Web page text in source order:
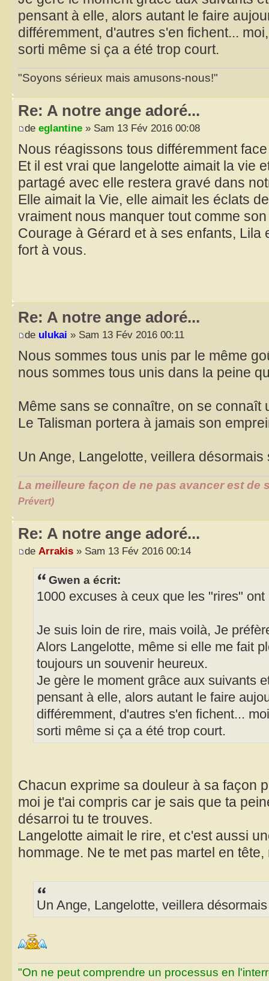
pensant à elle, alors autant le faire
différemment, d'autres s'en fichent...
sorti même si ça a été trop court.
"Soyons sérieux mais amusons-nous!"
Re: A notre ange adoré...
de eglantine » Sam 13 Fév 2016 00:08
Nous réagissons tous différemment
Et il est vrai que langelotte aimait la vie
partagé avec elle restera gravé dans
Elle aimait la Vie, elle aimait les éclats
vraiment nous manquer tout comme
Courage à Gérard et à ses enfants, Lila
fort à vous.
Re: A notre ange adoré...
de ulukai » Sam 13 Fév 2016 00:11
Nous sommes tous unis par le même
nous sommes tous unis dans la peine
Même sans se connaître, on se connaît
Le Talisman portera à jamais son
Un Ange, Langelotte, veillera désormais
La meilleure façon de ne pas avancer est de
Prévert)
Re: A notre ange adoré...
de Arrakis » Sam 13 Fév 2016 00:14
Gwen a écrit:
1000 excuses à ceux que les "rires" ont
Je suis loin de rire, mais voilà, Je
Alors Langelotte, même si elle me fait
toujours un souvenir heureux.
Je gère le moment grâce aux suivants
pensant à elle, alors autant le faire
différemment, d'autres s'en fichent...
sorti même si ça a été trop court.
Chacun exprime sa douleur à sa façon
moi je t'ai compris car je sais que ta
désarroi tu te trouves.
Langelotte aimait le rire, et c'est aussi
hommage. Ne te met pas martel en tête,
Un Ange, Langelotte, veillera
"On ne peut comprendre un processus en